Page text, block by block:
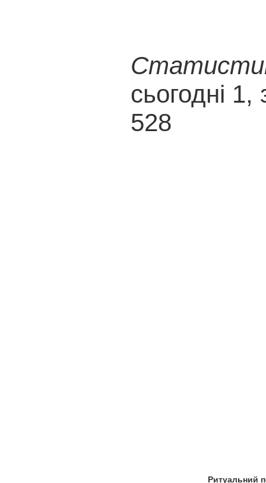
сьогодні 1,
528
Ритуальний